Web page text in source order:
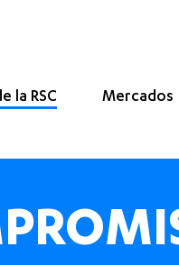
la RSC Mercados